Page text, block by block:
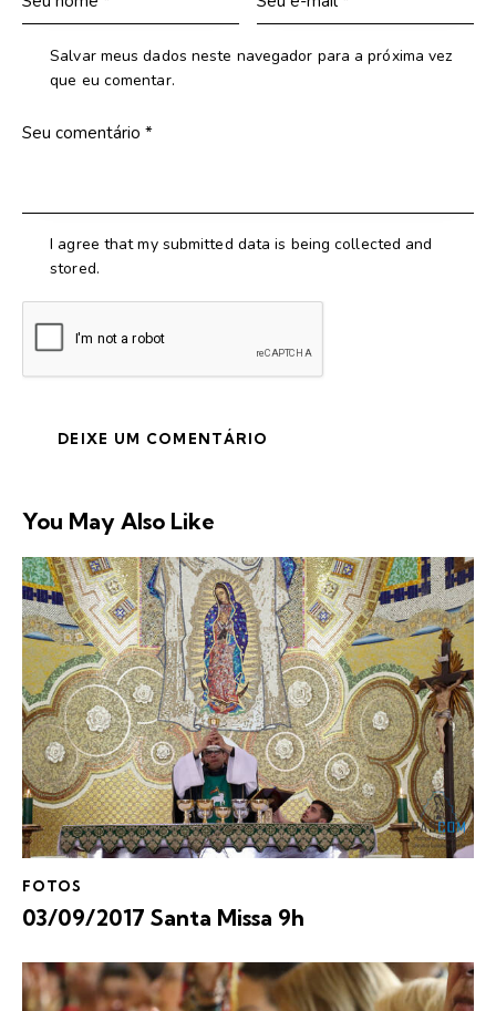
Salvar meus dados neste navegador para a próxima vez
que eu comentar.
I agree that my submitted data is being collected and
stored.
You May Also Like
FOTOS
03/09/2017 Santa Missa 9h